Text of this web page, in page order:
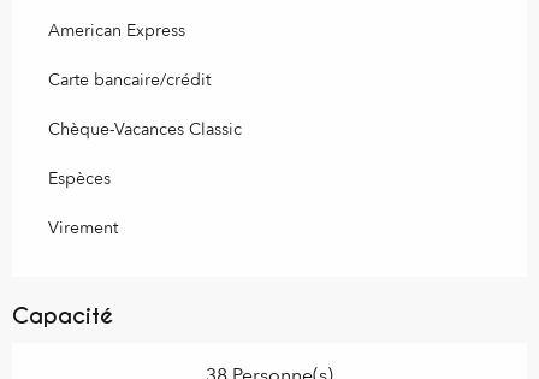
American Express
Carte bancaire/crédit
Chèque-Vacances Classic
Espèces
Virement
Capacité